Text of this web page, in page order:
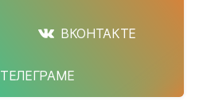
ВКОНТАКТЕ
ТЕЛЕГРАМЕ